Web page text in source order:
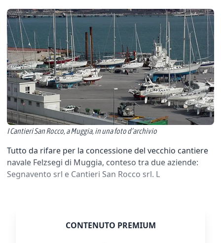
I Cantieri San Rocco, a Muggia, in una foto d’archivio
Tutto da rifare per la concessione del vecchio cantiere
navale Felzsegi di Muggia, conteso tra due aziende:
Segnavento srl e Cantieri San Rocco srl. L
CONTENUTO PREMIUM